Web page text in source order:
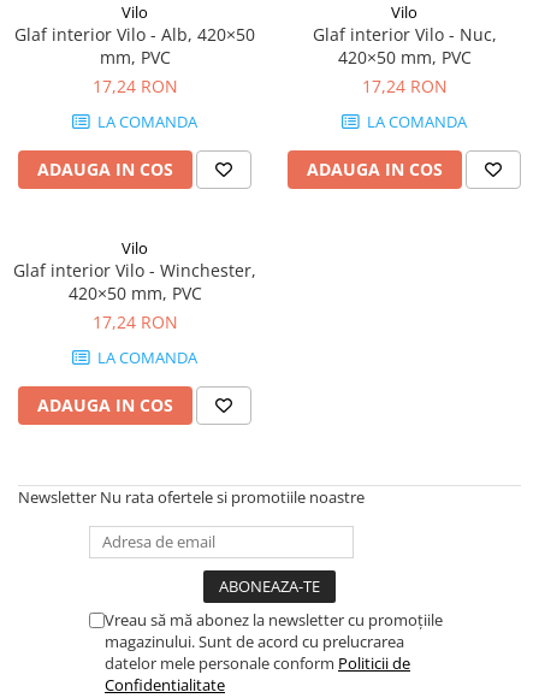
Colt Interior Plinta
Imbinare Plinta
Accesorii Lambriuri
Accesorii Riflaje Decorative
Capac Glaf Interior
Izolatie Parchet
Prag de trecere
Profile Decorative Fatada
Lambriuri
Lambriuri PVC
Panouri Decorative
Panouri Decorative SPC
Panouri Decorative Premium
Vilo
Glaf interior Vilo - Alb, 420×50
mm, PVC
17,24 RON
LA COMANDA
ADAUGA IN COS
Vilo
Glaf interior Vilo - Nuc,
420×50 mm, PVC
17,24 RON
LA COMANDA
ADAUGA IN COS
Vilo
Glaf interior Vilo - Winchester,
420×50 mm, PVC
17,24 RON
LA COMANDA
ADAUGA IN COS
Newsletter Nu rata ofertele si promotiile noastre
Vreau să mă abonez la newsletter cu promoțiile
magazinului. Sunt de acord cu prelucrarea
datelor mele personale conform Politicii de
Confidentialitate